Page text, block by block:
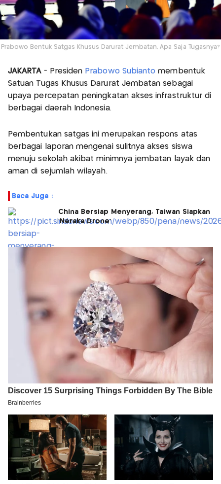
Prabowo Bentuk Satgas Khusus Darurat Jembatan, Apa Saja Tugasnya?
JAKARTA- Presiden Prabowo Subianto membentuk
Satuan Tugas Khusus Darurat Jembatan sebagai
upaya percepatan peningkatan akses infrastruktur di
berbagai daerah Indonesia.
Pembentukan satgas ini merupakan respons atas
berbagai laporan mengenai sulitnya akses siswa
menuju sekolah akibat minimnya jembatan layak dan
aman di sejumlah wilayah.
Baca Juga :
China Bersiap Menyerang, Taiwan Siapkan
'Neraka Drone'